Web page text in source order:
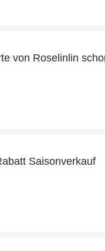
von Roselinlin
Saisonverkauf